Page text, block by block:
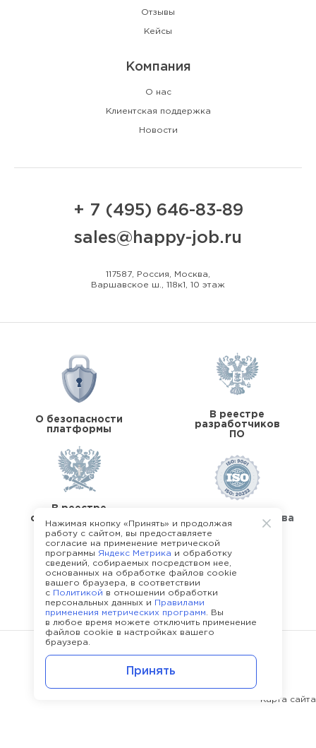
Отзывы
Кейсы
Компания
О нас
Клиентская поддержка
Новости
+ 7 (495) 646-83-89
sales@happy-job.ru
117587, Россия, Москва,
Варшавское ш., 118к1, 10 этаж
О безопасности
платформы
В реестре
разработчиков
ПО
В реестре
операторов перс.
данных
Стандарты качества
О команде Happy Job
©2013 - 2026.
Политика конфиденциальности
Карта сайта
Нажимая кнопку «Принять» и продолжая
работу с сайтом, вы предоставляете
согласие на применение метрической
программы Яндекс Метрика и обработку
сведений, собираемых посредством нее,
основанных на обработке файлов cookie
вашего браузера, в соответствии
с Политикой в отношении обработки
персональных данных и
Правилами
применения метрических программ . Вы
в любое время можете отключить применение
файлов cookie в настройках вашего
браузера.
Принять